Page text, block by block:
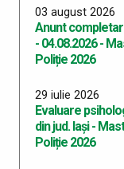
03 august 2026
Anunt
- 04.08.2026 -
Poliție 2026
29 iulie 2026
Evaluare
din jud. Iași -
Poliție 2026